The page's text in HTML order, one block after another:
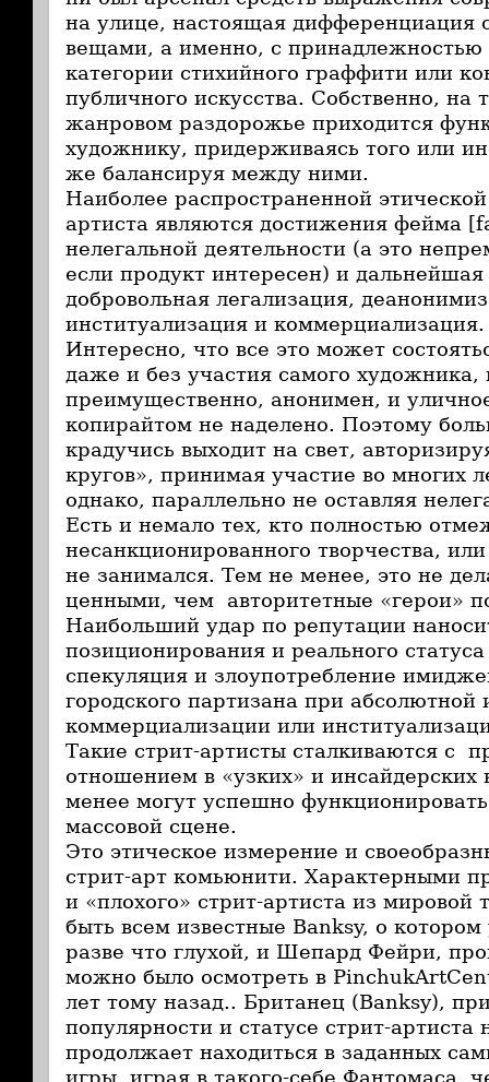
на улице, настоящая дифференциация
вещами, а именно, с принадлежностью
категории стихийного граффити или
публичного искусства. Собственно, на
жанровом раздорожье приходится
художнику, придерживаясь того или
же балансируя между ними.
Наиболее распространенной
артиста являются достижения фейма
нелегальной деятельности (а это
если продукт интересен) и
добровольная легализация,
институализация и коммерциализация.
Интересно, что все это может
даже и без участия самого художника,
преимущественно, анонимен, и
копирайтом не наделено. Поэтому
крадучись выходит на свет,
кругов», принимая участие во многих
однако, параллельно не оставляя
Есть и немало тех, кто полностью
несанкционированного творчества,
не занимался. Тем не менее, это не
ценными, чем авторитетные «герои»
Наибольший удар по репутации
позиционирования и реального
спекуляция и злоупотребление
городского партизана при
коммерциализации или
Такие стрит-артисты сталкиваются с
отношением в «узких» и инсайдерских
менее могут успешно
массовой сцене.
Это этическое измерение и
стрит-арт комьюнити. Характерными
и «плохого» стрит-артиста из мировой
быть всем известные Banksy, о
разве что глухой, и Шепард Фейри,
можно было осмотреть в
лет тому назад.. Британец (Banksy),
популярности и статусе стрит-артиста
продолжает находиться в заданных